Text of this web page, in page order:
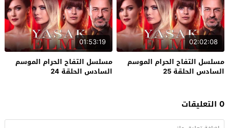
02:02:08
مسلسل التفاح الحرام الموسم
السادس الحلقة 25
01:53:19
مسلسل التفاح الحرام الموسم
السادس الحلقة 24
0 التعليقات